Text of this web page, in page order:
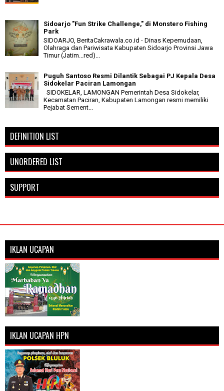
Sidoarjo "Fun Strike Challenge," di Monstero Fishing
Park
SIDOARJO, BeritaCakrawala.co.id - Dinas Kepemudaan,
Olahraga dan Pariwisata Kabupaten Sidoarjo Provinsi Jawa
Timur (Jatim...red)...
Puguh Santoso Resmi Dilantik Sebagai PJ Kepala Desa
Sidokelar Paciran Lamongan
SIDOKELAR, LAMONGAN Pemerintah Desa Sidokelar,
Kecamatan Paciran, Kabupaten Lamongan resmi memiliki
Pejabat Sement...
DEFINITION LIST
UNORDERED LIST
SUPPORT
IKLAN UCAPAN
IKLAN UCAPAN HPN